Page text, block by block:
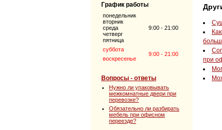
График работы
понедельник
вторник
среда
четверг
пятница
9:00 - 21:00
суббота
9:00 - 21:00
воскресенье
Вопросы - ответы
Нужно ли упаковывать
межкомнатные двери при
перевозке?
Обязательно ли разбирать
мебель при офисном
переезде?
при